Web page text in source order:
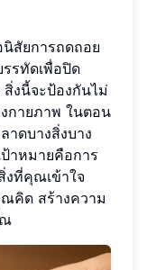
สัยการถดถอย
รทัดเพื่อปิด
งนี้จะป้องกันไม่
กายภาพ ในตอน
ดบางสิ่งบาง
าหมายคือการ
ที่คุณเข้าใจ
คิด สร้างความ
ณ